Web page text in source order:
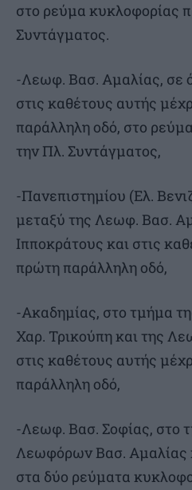
στο ρεύμα κυκλοφορίας
Συντάγματος.
-Λεωφ. Βασ. Αμαλίας, σε
στις καθέτους αυτής
παράλληλη οδό, στο
την Πλ. Συντάγματος,
-Πανεπιστημίου (Ελ.
μεταξύ της Λεωφ. Βασ.
Ιπποκράτους και στις
πρώτη παράλληλη οδό,
-Ακαδημίας, στο τμήμα
Χαρ. Τρικούπη και της
στις καθέτους αυτής
παράλληλη οδό,
-Λεωφ. Βασ. Σοφίας, στο
Λεωφόρων Βασ. Αμαλίας
στα δύο ρεύματα